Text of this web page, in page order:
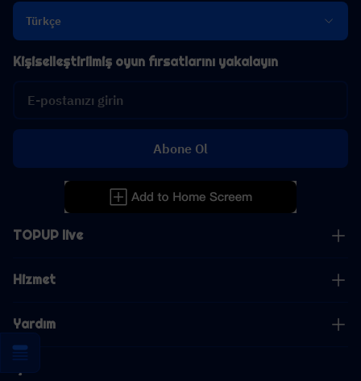
Türkçe
TOPUP live
Hizmet
Yardım
Kişiselleştirilmiş oyun fırsatlarını yakalayın
Abone Ol